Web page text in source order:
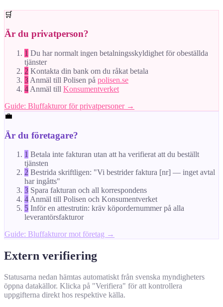
🛒
Är du privatperson?
1 Du har normalt ingen betalningsskyldighet för obeställda
tjänster
2 Kontakta din bank om du råkat betala
3 Anmäl till Polisen på polisen.se
4 Anmäl till Konsumentverket
Guide: Bluffakturor för privatpersoner →
💼
Är du företagare?
1 Betala inte fakturan utan att ha verifierat att du beställt
tjänsten
2 Bestrida skriftligen: "Vi bestrider faktura [nr] — inget avtal
har ingåtts"
3 Spara fakturan och all korrespondens
4 Anmäl till Polisen och Konsumentverket
5 Inför en attestrutin: kräv köpordernummer på alla
leverantörsfakturor
Guide: Bluffakturor mot företag →
Extern verifiering
Statusarna nedan hämtas automatiskt från svenska myndigheters
öppna datakällor. Klicka på "Verifiera" för att kontrollera
uppgifterna direkt hos respektive källa.